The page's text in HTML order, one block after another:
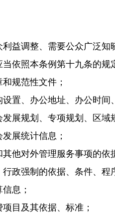
益调整、需要公众广泛知
依照本条例第十九条的规
规范性文件；
设置、办公地址、办公时间
发展规划、专项规划、区域
展统计信息；
其他对外管理服务事项的依
行政强制的依据、条件、
息；
目及其依据、标准；